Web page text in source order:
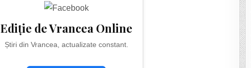
Ediție de Vrancea Online
Știri din Vrancea, actualizate constant.